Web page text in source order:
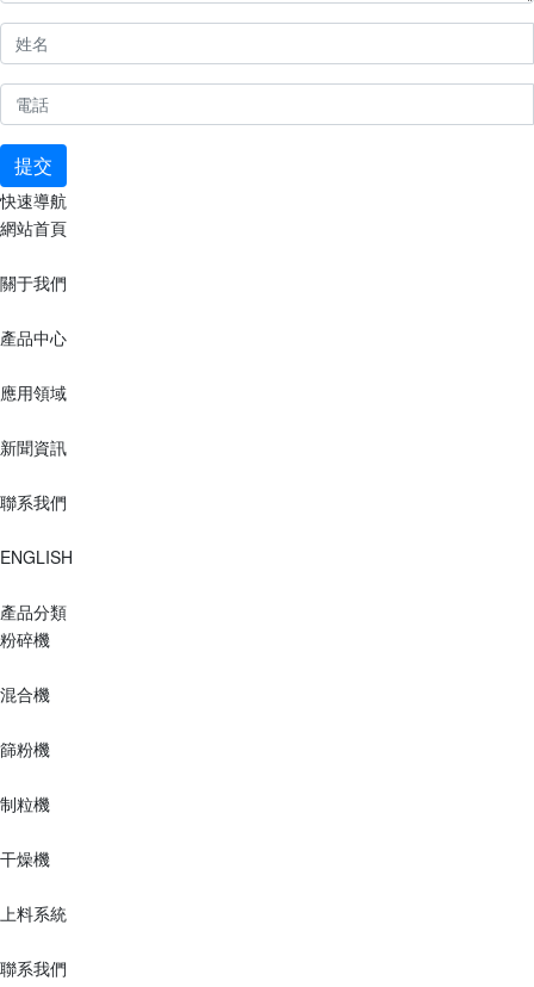
提交
快速導航
網站首頁
關于我們
產品中心
應用領域
新聞資訊
聯系我們
ENGLISH
產品分類
粉碎機
混合機
篩粉機
制粒機
干燥機
上料系統
聯系我們